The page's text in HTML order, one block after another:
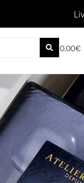
Livraison
0,00€